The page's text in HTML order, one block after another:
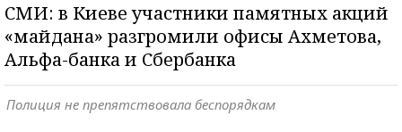
СМИ: в Киеве участники памятных акций
«майдана» разгромили офисы Ахметова,
Альфа-банка и Сбербанка
Полиция не препятствовала беспорядкам